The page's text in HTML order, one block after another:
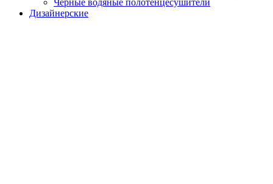
Черные водяные полотенцесушители
Дизайнерские